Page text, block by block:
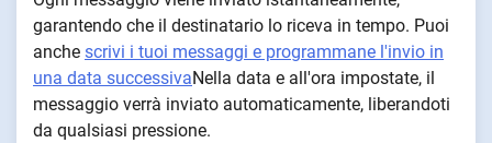
garantendo che il destinatario lo riceva in tempo. Puoi
anche scrivi i tuoi messaggi e programmane l'invio in
una data successivaNella data e all'ora impostate, il
messaggio verrà inviato automaticamente, liberandoti
da qualsiasi pressione.